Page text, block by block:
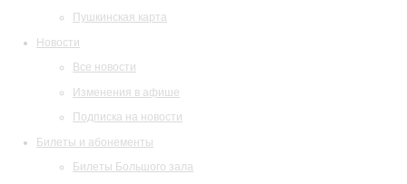
Пушкинская карта
Новости
Все новости
Изменения в афише
Подписка на новости
Билеты и абонементы
Билеты Большого зала